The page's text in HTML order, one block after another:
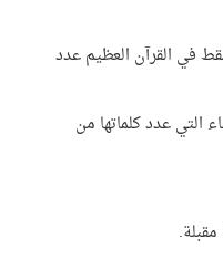
في القرآن العظيم عدد
التي عدد كلماتها من